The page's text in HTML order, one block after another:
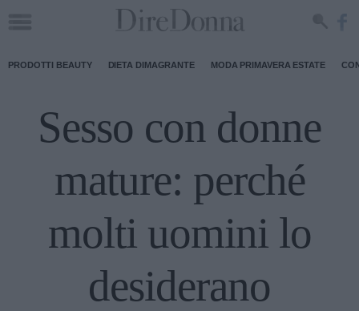
PRODOTTI BEAUTY DIETA DIMAGRANTE MODA PRIMAVERA ESTATE
Sesso con donne
mature: perché
molti uomini lo
desiderano